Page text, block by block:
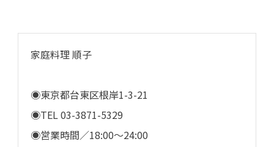
家庭料理 順子
◉東京都台東区根岸1-3-21
◉TEL 03-3871-5329
◉営業時間／18:00〜24:00